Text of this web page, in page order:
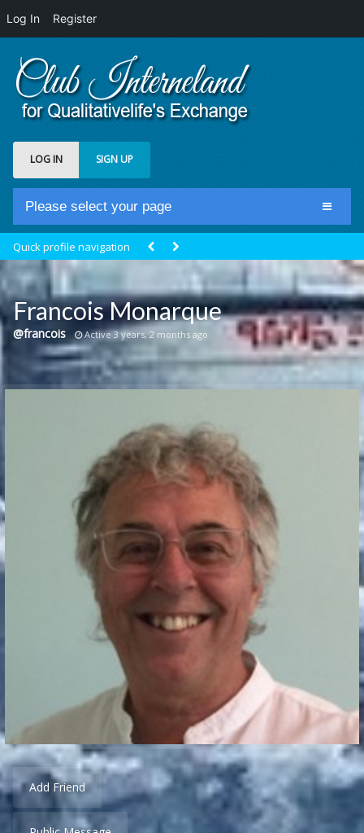
Log In Register
LOG IN SIGN UP
Please select your page
Club Newsfeed
Members
Groups
Centrale Cosmique
Communication Point
The Yacht Club
Quick profile navigation
Francois Monarque
@francois Active 3 years, 2 months ago
Add Friend